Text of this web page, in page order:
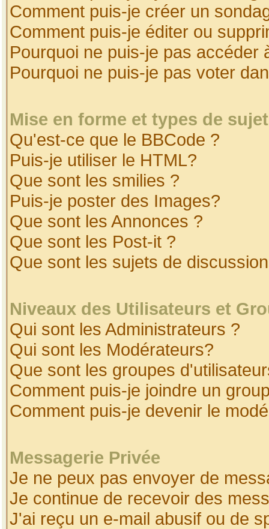
Comment puis-je créer un
Comment puis-je éditer ou
Pourquoi ne puis-je pas accéder
Pourquoi ne puis-je pas voter
Mise en forme et types de
Qu'est-ce que le BBCode ?
Puis-je utiliser le HTML?
Que sont les smilies ?
Puis-je poster des Images?
Que sont les Annonces ?
Que sont les Post-it ?
Que sont les sujets de
Niveaux des Utilisateurs et
Qui sont les Administrateurs ?
Qui sont les Modérateurs?
Que sont les groupes
Comment puis-je joindre un
Comment puis-je devenir le
Messagerie Privée
Je ne peux pas envoyer de
Je continue de recevoir des
J'ai reçu un e-mail abusif ou de